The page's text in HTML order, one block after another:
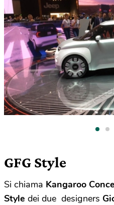
GFG Style
Si chiama Kangaroo
Style dei due designers